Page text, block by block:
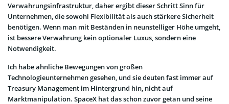
Verwahrungsinfrastruktur, daher ergibt dieser Schritt Sinn für
Unternehmen, die sowohl Flexibilität als auch stärkere Sicherheit
benötigen. Wenn man mit Beständen in neunstelliger Höhe umgeht,
ist bessere Verwahrung kein optionaler Luxus, sondern eine
Notwendigkeit.
Ich habe ähnliche Bewegungen von großen
Technologieunternehmen gesehen, und sie deuten fast immer auf
Treasury Management im Hintergrund hin, nicht auf
Marktmanipulation. SpaceX hat das schon zuvor getan und seine